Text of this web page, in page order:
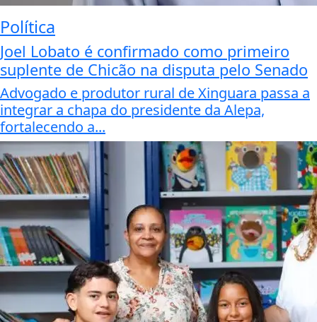
Política
Joel Lobato é confirmado como primeiro
suplente de Chicão na disputa pelo Senado
Advogado e produtor rural de Xinguara passa a
integrar a chapa do presidente da Alepa,
fortalecendo a...